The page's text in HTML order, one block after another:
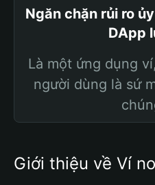
Ngăn chặn rủi ro
DApp
Là một ứng dụng
người dùng là sứ
Giới thiệu về Ví